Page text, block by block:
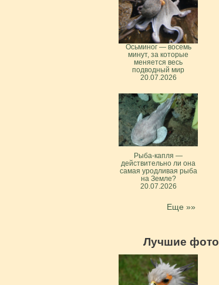
Осьминог — восемь
минут, за которые
меняется весь
подводный мир
20.07.2026
Рыба-капля —
действительно ли она
самая уродливая рыба
на Земле?
20.07.2026
Еще »»
Лучшие фото